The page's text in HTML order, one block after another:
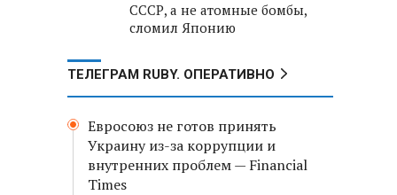
СССР, а не атомные бомбы,
сломил Японию
ТЕЛЕГРАМ RUBY. ОПЕРАТИВНО
Евросоюз не готов принять
Украину из-за коррупции и
внутренних проблем — Financial
Times